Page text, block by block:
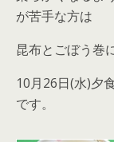
が苦手な方は
昆布とごぼう巻
10月26日(水)夕
です。